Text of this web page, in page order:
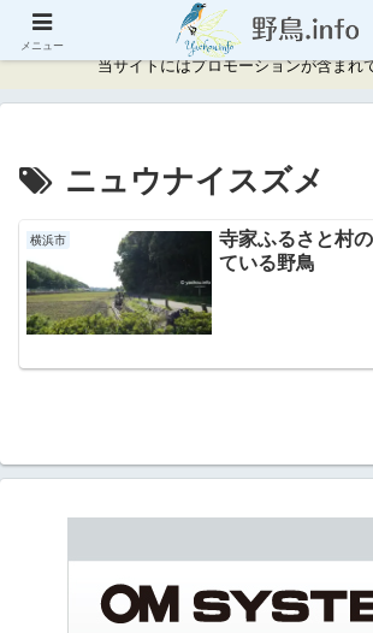
神奈川県周辺の野鳥情報と記録
当サイトにはプロモーションが含まれ
ニュウナイスズメ
横浜市
寺家ふるさと村
ている野鳥
メニュー